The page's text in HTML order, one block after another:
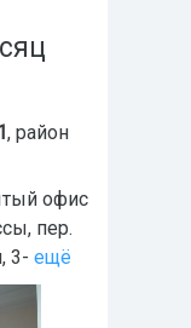
, район
офис
пер.
3- ещё